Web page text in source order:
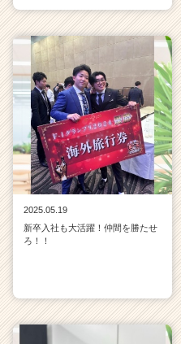
2025.05.19
新卒入社も大活躍！仲間を勝たせ
ろ！！